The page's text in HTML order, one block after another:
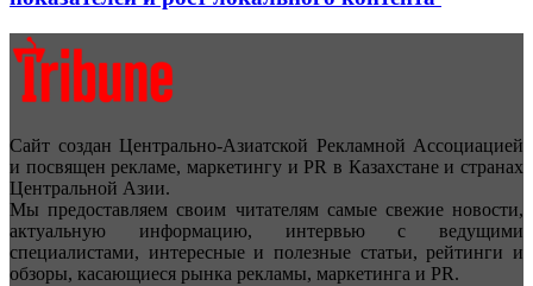
Сайт создан Центрально-Азиатской Рекламной Ассоциацией
и посвящен рекламе, маркетингу и PR в Казахстане и странах
Центральной Азии.
Мы предоставляем своим читателям самые свежие новости,
актуальную информацию, интервью с ведущими
специалистами, интересные и полезные статьи, рейтинги и
обзоры, касающиеся рынка рекламы, маркетинга и PR.